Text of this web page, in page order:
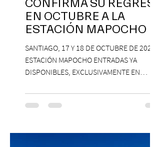
CONFIRMA SU REGRESO
EN OCTUBRE A LA
ESTACIÓN MAPOCHO
SANTIAGO, 17 Y 18 DE OCTUBRE DE 2026,
ESTACIÓN MAPOCHO ENTRADAS YA
DISPONIBLES, EXCLUSIVAMENTE EN
con una edición renovada que reunirá
yoga, bienestar y vida consciente, con la
Antonella Orsini, Yoga Woman y más